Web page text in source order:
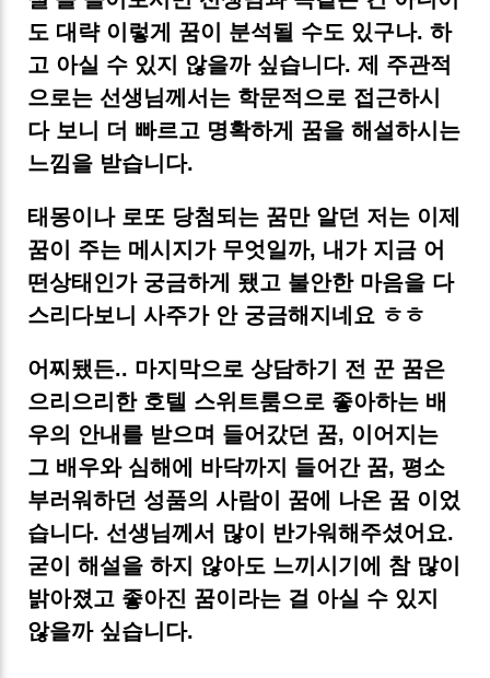
도 대략 이렇게 꿈이 분석될 수도 있구나. 하
고 아실 수 있지 않을까 싶습니다. 제 주관적
으로는 선생님께서는 학문적으로 접근하시
다 보니 더 빠르고 명확하게 꿈을 해설하시는
느낌을 받습니다.
태몽이나 로또 당첨되는 꿈만 알던 저는 이제
꿈이 주는 메시지가 무엇일까, 내가 지금 어
떤상태인가 궁금하게 됐고 불안한 마음을 다
스리다보니 사주가 안 궁금해지네요 ㅎㅎ
어찌됐든.. 마지막으로 상담하기 전 꾼 꿈은
으리으리한 호텔 스위트룸으로 좋아하는 배
우의 안내를 받으며 들어갔던 꿈, 이어지는
그 배우와 심해에 바닥까지 들어간 꿈, 평소
부러워하던 성품의 사람이 꿈에 나온 꿈 이었
습니다. 선생님께서 많이 반가워해주셨어요.
굳이 해설을 하지 않아도 느끼시기에 참 많이
밝아졌고 좋아진 꿈이라는 걸 아실 수 있지
않을까 싶습니다.